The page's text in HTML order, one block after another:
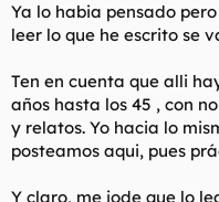
cepilla la clave en un
Otra solución es ponerlo
jamón de Jabugo.
fisico, dirección,
Lo de fotos o vídeos no
que dice la lumi.
mandartelo al "taller" y
modelo.
Si lo consigues y si no es
Ya lo habia pensado
leer lo que he escrito se
Ten en cuenta que alli
años hasta los 45 , con
y relatos. Yo hacia lo
posteamos aqui, pues
Y claro, me jode que lo